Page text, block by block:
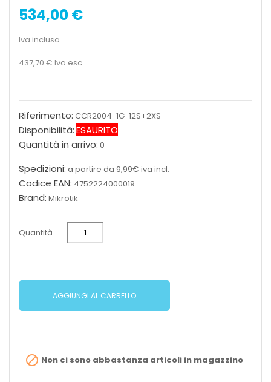
534,00 €
Iva inclusa
437,70 € Iva esc.
Riferimento: CCR2004-1G-12S+2XS
Disponibilità:ESAURITO
Quantità in arrivo: 0
Spedizioni: a partire da 9,99€ iva incl.
Codice EAN: 4752224000019
Brand: Mikrotik
Quantità
AGGIUNGI AL CARRELLO
 Non ci sono abbastanza articoli in magazzino